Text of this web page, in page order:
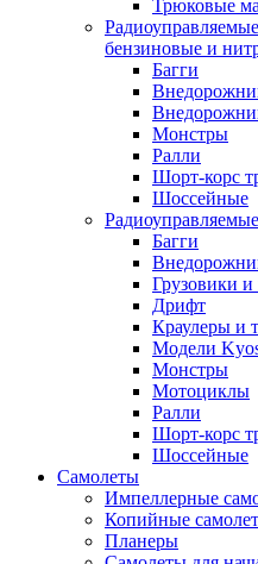
Трюковые
бензиновые и
Багги
Монстры
Ралли
Шорт-корс
Шоссейные
Багги
Грузовики
Дрифт
Краулеры и
Модели
Монстры
Мотоциклы
Ралли
Шорт-корс
Шоссейные
Самолеты
Импеллерные
Копийные
Планеры